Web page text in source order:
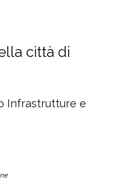
città di
Infrastrutture e